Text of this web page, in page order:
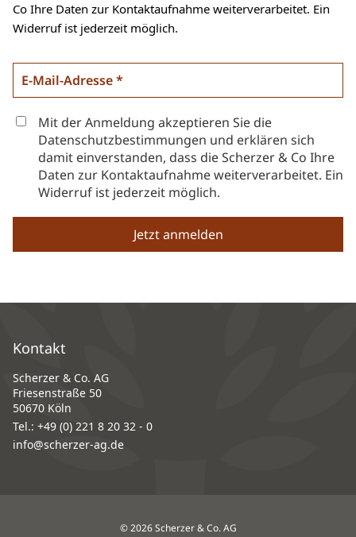
Co Ihre Daten zur Kontaktaufnahme weiterverarbeitet. Ein
Widerruf ist jederzeit möglich.
Mit der Anmeldung akzeptieren Sie die
Datenschutzbestimmungen und erklären sich
damit einverstanden, dass die Scherzer & Co Ihre
Daten zur Kontaktaufnahme weiterverarbeitet. Ein
Widerruf ist jederzeit möglich.
Kontakt
Scherzer & Co. AG
Friesenstraße 50
50670 Köln
Tel.: +49 (0) 221 8 20 32 - 0
info@scherzer-ag.de
© 2026 Scherzer & Co. AG